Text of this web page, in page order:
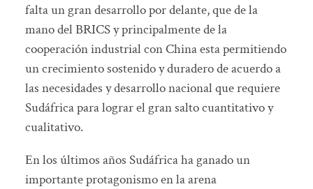
falta un gran desarrollo por delante, que de la
mano del BRICS y principalmente de la
cooperación industrial con China esta permitiendo
un crecimiento sostenido y duradero de acuerdo a
las necesidades y desarrollo nacional que requiere
Sudáfrica para lograr el gran salto cuantitativo y
cualitativo.
En los últimos años Sudáfrica ha ganado un
importante protagonismo en la arena